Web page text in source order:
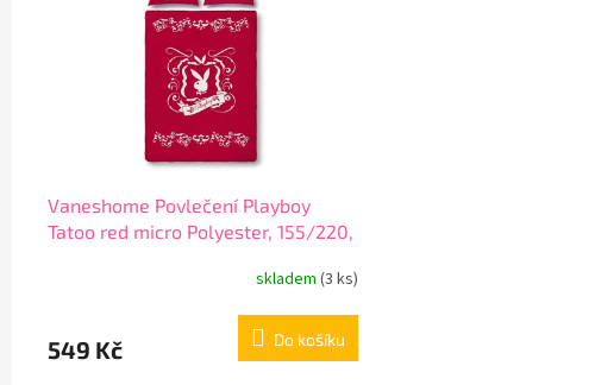
Vaneshome Povlečení Playboy
Tatoo red micro Polyester, 155/220,
skladem (3 ks)
549 Kč Do košíku